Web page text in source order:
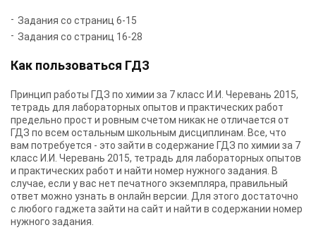
Задания со страниц 6-15
Задания со страниц 16-28
Как пользоваться ГДЗ
Принцип работы ГДЗ по химии за 7 класс И.И. Черевань 2015,
тетрадь для лабораторных опытов и практических работ
предельно прост и ровным счетом никак не отличается от
ГДЗ по всем остальным школьным дисциплинам. Все, что
вам потребуется - это зайти в содержание ГДЗ по химии за 7
класс И.И. Черевань 2015, тетрадь для лабораторных опытов
и практических работ и найти номер нужного задания. В
случае, если у вас нет печатного экземпляра, правильный
ответ можно узнать в онлайн версии. Для этого достаточно
с любого гаджета зайти на сайт и найти в содержании номер
нужного задания.